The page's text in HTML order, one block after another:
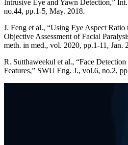
Intrusive Eye and Yawn Detection,”
no.44, pp.1-5, May. 2018.
J. Feng et al., “Using Eye Aspect Ratio
Objective Assessment of Facial
meth. in med., vol. 2020, pp.1-11, Jan.
R. Sutthaweekul et al., “Face
Features,” SWU Eng. J., vol.6, no.2,